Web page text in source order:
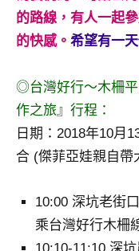
的路線，有人一起
的快感。 希望有一
◎台灣好行～木柵
作之旅』行程：
日期：2018年10月
合 (傑菲亞娃親自帶
10:00 深坑老街
乘台灣好行木柵